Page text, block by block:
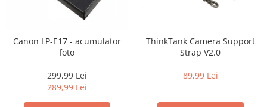
Canon LP-E17 - acumulator
foto
299,99 Lei
289,99 Lei
ThinkTank Camera Support
Strap V2.0
89,99 Lei